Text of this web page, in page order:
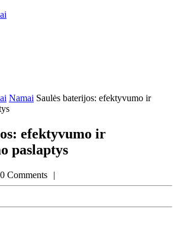
Namai Saulės baterijos: efektyvumo ir
efektyvumo ir
paslaptys
0 Comments